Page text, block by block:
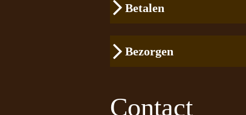
Betalen
Bezorgen
Contact